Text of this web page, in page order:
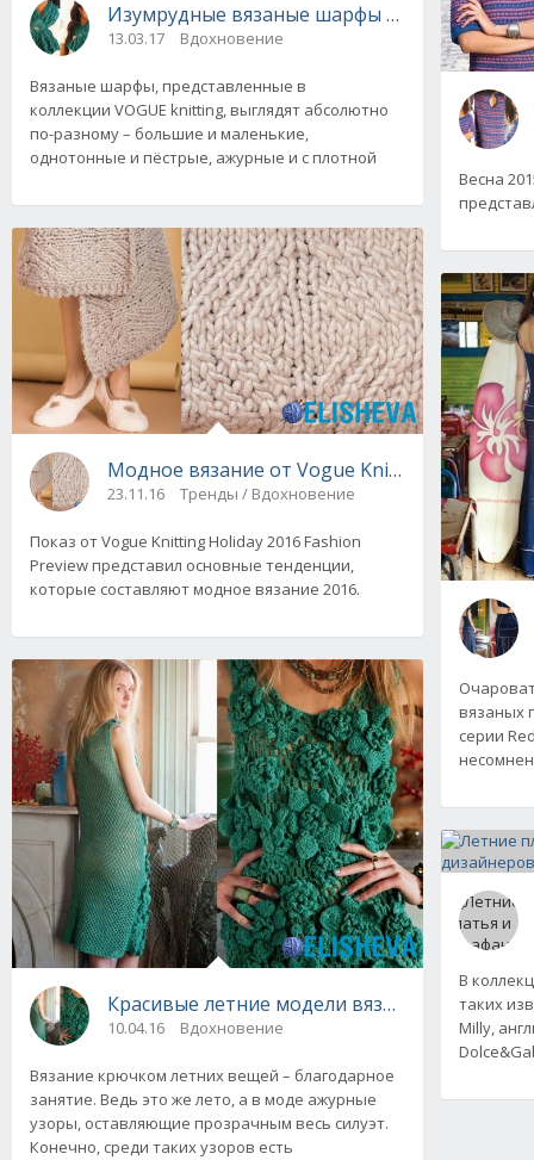
Изумрудные вязаные шарфы от VOGUE
13.03.17 Вдохновение
Вязаные шарфы, представленные в
коллекции VOGUE knitting, выглядят абсолютно
по-разному – большие и маленькие,
однотонные и пёстрые, ажурные и с плотной
Модное вязание от Vogue Knitting Holiday
23.11.16 Тренды / Вдохновение
Показ от Vogue Knitting Holiday 2016 Fashion
Preview представил основные тенденции,
которые составляют модное вязание 2016.
Красивые летние модели вязания крючком
10.04.16 Вдохновение
Вязание крючком летних вещей – благодарное
занятие. Ведь это же лето, а в моде ажурные
узоры, оставляющие прозрачным весь силуэт.
Конечно, среди таких узоров есть
Весна
вязаных
серии
В
таких
Мilly,